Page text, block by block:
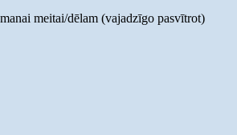
meitai/dēlam (vajadzīgo pasvītrot)